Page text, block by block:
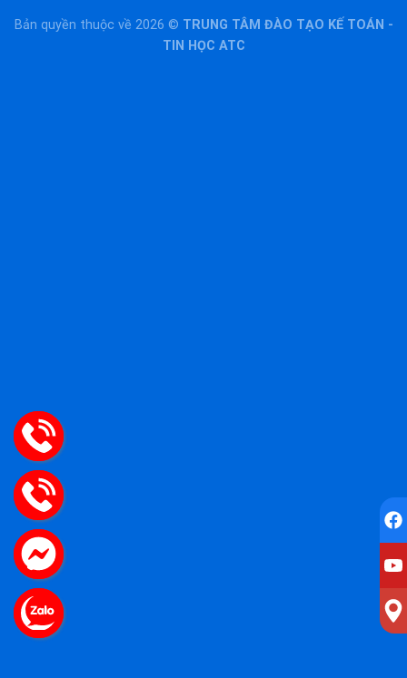
Bản quyền thuộc về 2026 © TRUNG TÂM ĐÀO TẠO KẾ TOÁN -
TIN HỌC ATC